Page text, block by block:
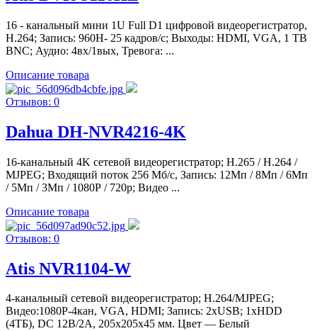
16 - канальный мини 1U Full D1 цифровой видеорегистратор,
Н.264; Запись: 960H- 25 кадров/с; Выходы: HDMI, VGA, 1 TВ
BNC; Аудио: 4вх/1вых, Тревога: ...
Описание товара
Отзывов: 0
Dahua DH-NVR4216-4K
16-канальный 4K сетевой видеорегистратор; H.265 / H.264 /
MJPEG; Входящий поток 256 Мб/с, Запись: 12Мп / 8Мп / 6Мп
/ 5Мп / 3Мп / 1080Р / 720p; Видео ...
Описание товара
Отзывов: 0
Atis NVR1104-W
4-канальный сетевой видеорегистратор; H.264/MJPEG;
Видео:1080Р-4кан, VGA, HDMI; Запись: 2хUSB; 1хHDD
(4ТБ), DC 12В/2А, 205х205х45 мм. Цвет — Белый